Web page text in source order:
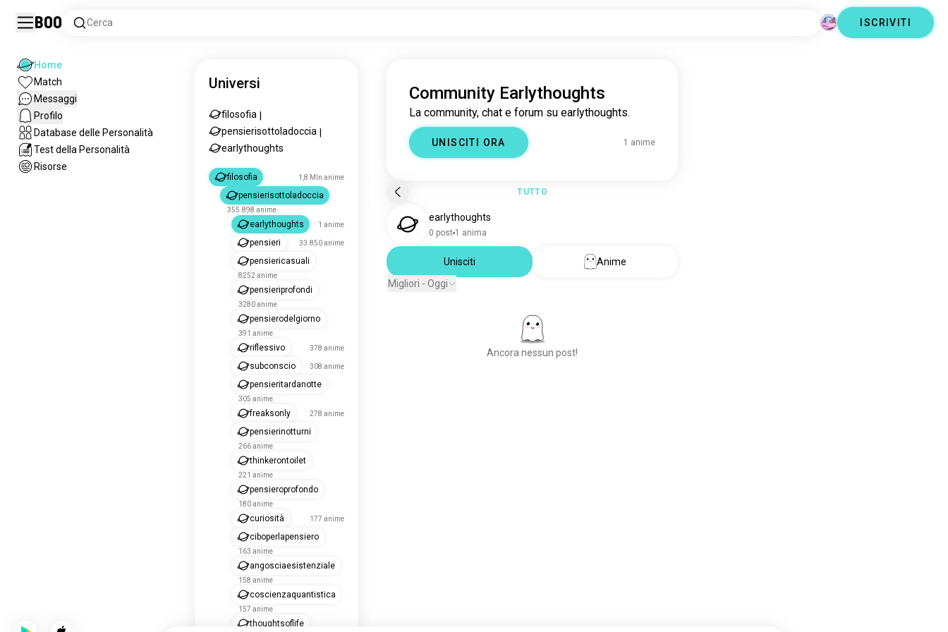
Boo Cerca ISCRIVITI
Home
Match
Messaggi
Profilo
Database delle Personalità
Test della Personalità
Risorse
Universi
filosofia
pensierisottoladoccia
earlythoughts
filosofia 1,8 Mln anime
pensierisottoladoccia
355.898 anime
earlythoughts 1 anime
pensieri 33.850 anime
pensiericasuali
8252 anime
pensieriprofondi
3280 anime
pensierodelgiorno
391 anime
riflessivo 378 anime
subconscio 308 anime
pensieritardanotte
305 anime
freaksonly 278 anime
pensierinotturni
266 anime
thinkerontoilet
221 anime
pensieroprofondo
180 anime
curiosità 177 anime
ciboperlapensiero
163 anime
angosciaesistenziale
158 anime
coscienzaquantistica
157 anime
thoughtsoflife
Community Earlythoughts
La community, chat e forum su earlythoughts.
UNISCITI ORA 1 anime
TUTTO
earlythoughts
0 post 1 anima
Unisciti
Anime
Migliori - Oggi
Ancora nessun post!